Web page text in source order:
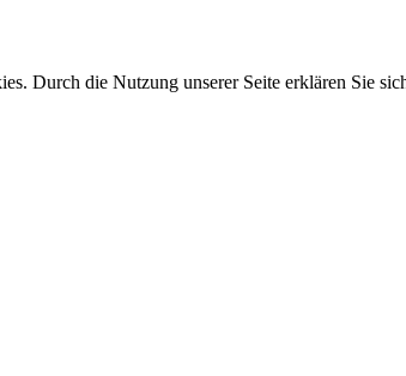
Durch die Nutzung unserer Seite erklären Sie